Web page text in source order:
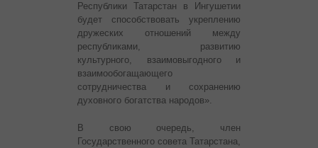
Республики Татарстан в Ингушетии
будет способствовать укреплению
дружеских отношений между
республиками, развитию
культурного, взаимовыгодного и
взаимообогащающего
сотрудничества и сохранению
духовного богатства народов».
В свою очередь, член
Государственного совета Татарстана,